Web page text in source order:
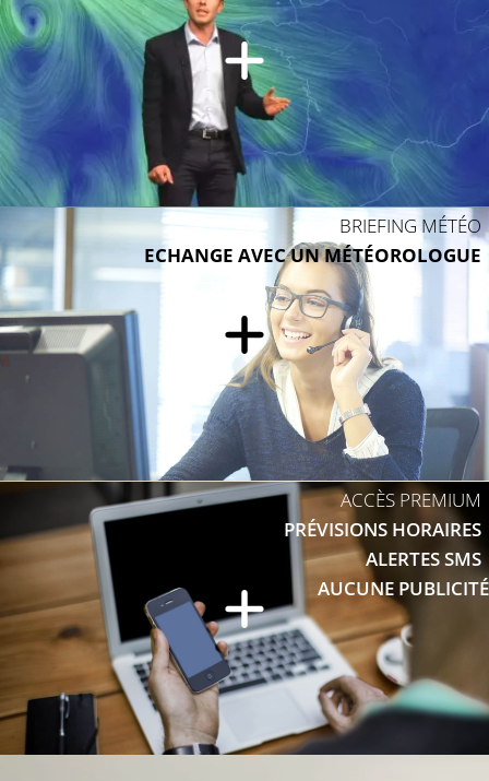
BRIEFING MÉTÉO
ECHANGE AVEC UN MÉTÉOROLOGUE
ACCÈS PREMIUM
PRÉVISIONS HORAIRES
ALERTES SMS
AUCUNE PUBLICITÉ